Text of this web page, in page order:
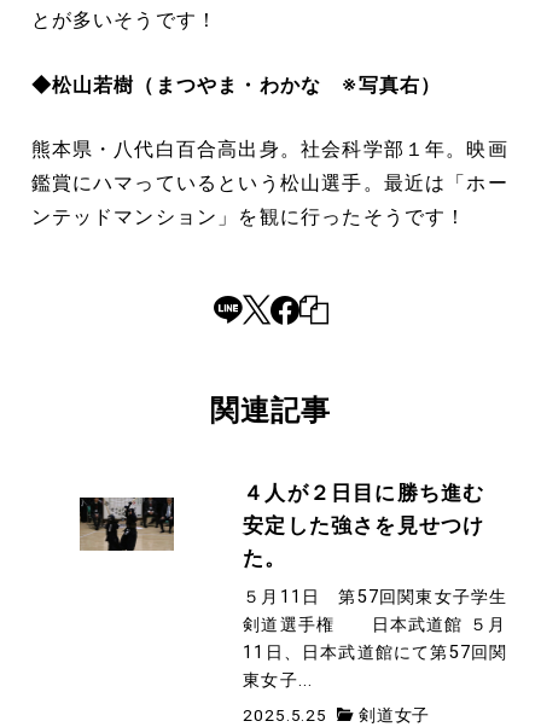
とが多いそうです！
◆松山若樹（まつやま・わかな ※写真右）
熊本県・八代白百合高出身。社会科学部１年。映画
鑑賞にハマっているという松山選手。最近は「ホー
ンテッドマンション」を観に行ったそうです！
関連記事
４人が２日目に勝ち進む
安定した強さを見せつけ
た。
５月11日 第57回関東女子学生
剣道選手権 日本武道館 ５月
11日、日本武道館にて第57回関
東女子...
2025.5.25 剣道女子